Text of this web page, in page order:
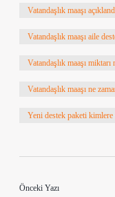
Vatandaşlık maaşı
Vatandaşlık maaşı aile
Vatandaşlık maaşı miktarı
Vatandaşlık maaşı ne
Yeni destek paketi
Önceki Yazı